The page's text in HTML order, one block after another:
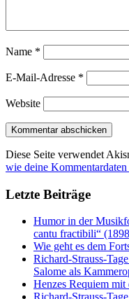
Name *
E-Mail-Adresse *
Website
Diese Seite verwendet
wie deine
Letzte Beiträge
Humor in der
cantu fractibili“
Wie geht es dem
Richard-Strauss-
Salome als
Henzes Requiem